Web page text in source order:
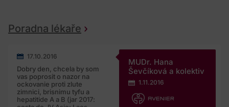
Poradna lékaře
17.10.2016
Dobry den, chcela by som
vas poprosit o nazor na
ockovanie proti zlute
zimnici, brisnimu tyfu a
hepatitide A a B (jar 2017:
MUDr. Hana
Ševčíková a kolektiv
1.11.2016